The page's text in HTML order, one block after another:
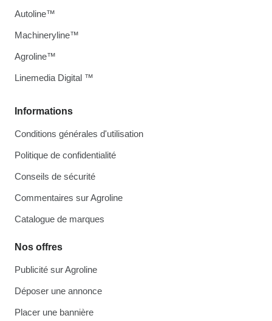
Informations
Conditions générales d'utilisation
Politique de confidentialité
Conseils de sécurité
Commentaires sur Agroline
Catalogue de marques
Nos offres
Publicité sur Agroline
Déposer une annonce
Placer une bannière
Autoline™
Machineryline™
Agroline™
Linemedia Digital ™